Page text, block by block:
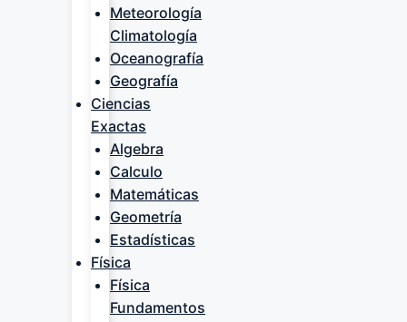
Meteorología
Climatología
Oceanografía
Geografía
Ciencias
Exactas
Algebra
Calculo
Matemáticas
Geometría
Estadísticas
Física
Física
Fundamentos